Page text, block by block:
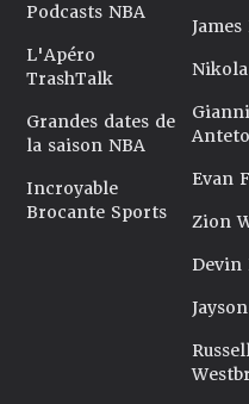
Podcasts NBA
L'Apéro
TrashTalk
Grandes dates de
la saison NBA
Incroyable
Brocante Sports
Evan
Zion
Devin